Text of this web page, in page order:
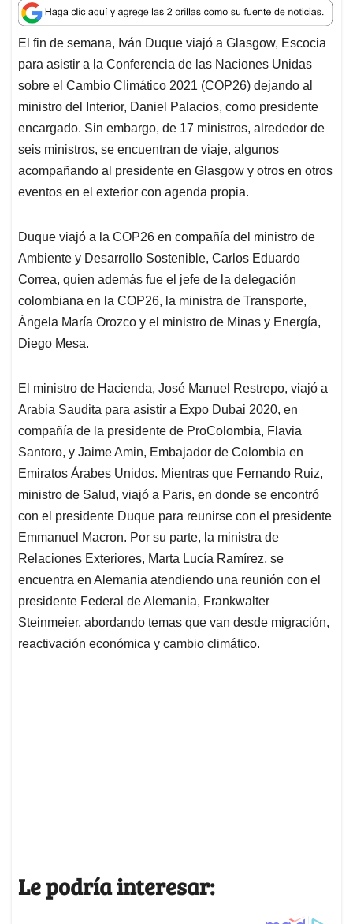
a
t
s
A
p
p
c
e
b
o
o
k
n
k
e
d
I
n
a
i
r
e
a
d
s
El fin de semana, Iván Duque viajó a Glasgow, Escocia
para asistir a la Conferencia de las Naciones Unidas
sobre el Cambio Climático 2021 (COP26) dejando al
ministro del Interior, Daniel Palacios, como presidente
encargado. Sin embargo, de 17 ministros, alrededor de
seis ministros, se encuentran de viaje, algunos
acompañando al presidente en Glasgow y otros en otros
eventos en el exterior con agenda propia.
Duque viajó a la COP26 en compañía del ministro de
Ambiente y Desarrollo Sostenible, Carlos Eduardo
Correa, quien además fue el jefe de la delegación
colombiana en la COP26, la ministra de Transporte,
Ángela María Orozco y el ministro de Minas y Energía,
Diego Mesa.
El ministro de Hacienda, José Manuel Restrepo, viajó a
Arabia Saudita para asistir a Expo Dubai 2020, en
compañía de la presidente de ProColombia, Flavia
Santoro, y Jaime Amin, Embajador de Colombia en
Emiratos Árabes Unidos. Mientras que Fernando Ruiz,
ministro de Salud, viajó a Paris, en donde se encontró
con el presidente Duque para reunirse con el presidente
Emmanuel Macron. Por su parte, l a ministra de
Relaciones Exteriores, Marta Lucía Ramírez, se
encuentra en Alemania atendiendo una reunión con el
presidente Federal de Alemania, Frankwalter
Steinmeier, abordando temas que van desde migración,
reactivación económica y cambio climático.
Le podría interesar: